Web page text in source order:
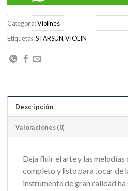
Categoría:Violines
Etiquetas:STARSUN,VIOLIN
Descripción
Valoraciones (0)
Deja fluir el arte y las melodías
completo y listo para tocar de
instrumento de gran calidad